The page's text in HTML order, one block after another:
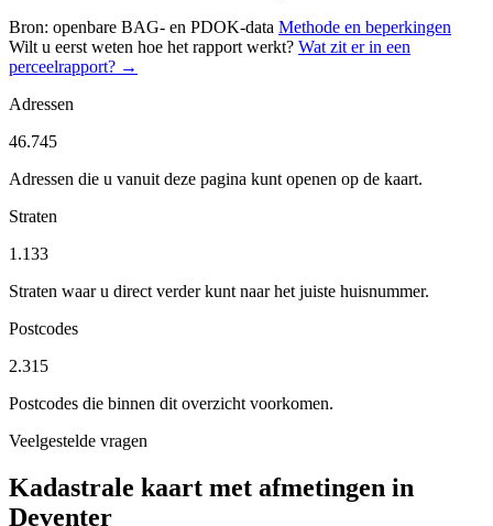
Bron: openbare BAG- en PDOK-data Methode en beperkingen
Wilt u eerst weten hoe het rapport werkt? Wat zit er in een
perceelrapport? →
Adressen
46.745
Adressen die u vanuit deze pagina kunt openen op de kaart.
Straten
1.133
Straten waar u direct verder kunt naar het juiste huisnummer.
Postcodes
2.315
Postcodes die binnen dit overzicht voorkomen.
Veelgestelde vragen
Kadastrale kaart met afmetingen in
Deventer